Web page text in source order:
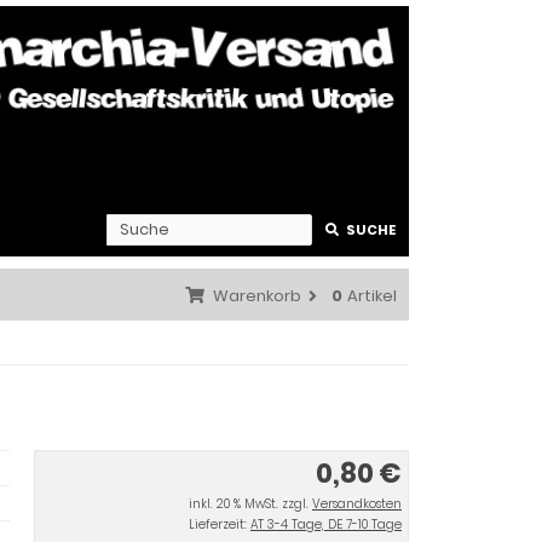
SUCHE
Warenkorb 0 Artikel
0,80 €
inkl. 20 % MwSt. zzgl. Versandkosten
Lieferzeit: AT 3-4 Tage, DE 7-10 Tage